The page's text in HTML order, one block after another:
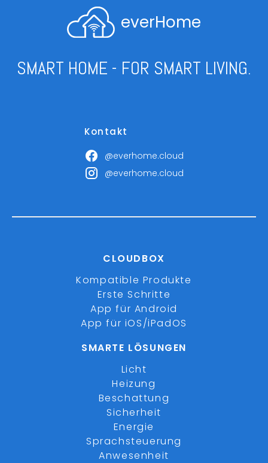
everHome
SMART HOME - FOR SMART LIVING.
Kontakt
@everhome.cloud
@everhome.cloud
CLOUDBOX
Kompatible Produkte
Erste Schritte
App für Android
App für iOS/iPadOS
SMARTE LÖSUNGEN
Licht
Heizung
Beschattung
Sicherheit
Energie
Sprachsteuerung
Anwesenheit